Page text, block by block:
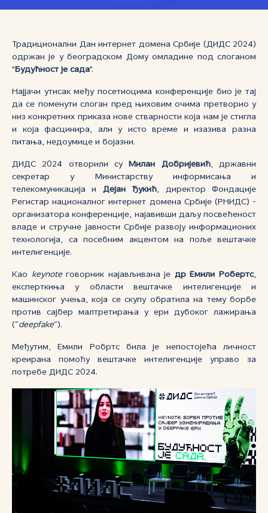
Традиционални Дан интернет домена Србије (ДИДС 2024)
одржан је у београдском Дому омладине под слоганом
" Будућност је сада".
Најјачи утисак међу посетиоцима конференције био је тај
да се поменути слоган пред њиховим очима претворио у
низ конкретних приказа нове стварности која нам је стигла
и која фасцинира, али у исто време и изазива разна
питања, недоумице и бојазни.
ДИДС 2024 отворили су Милан Добријевић, државни
секретар у Министарству информисања и
телекомуникација и Дејан Ђукић, директор Фондације
Регистар националног интернет домена Србије (РНИДС) -
организатора конференције, најавивши даљу посвећеност
владе и стручне јавности Србије развоју информационих
технологија, са посебним акцентом на поље вештачке
интелигенције.
Као keynoteговорник најављивана је др Емили Робертс,
експерткиња у области вештачке интелигенције и
машинског учења, која се скупу обратила на тему борбе
против сајбер малтретирања у ери дубоког лажирања
(“deepfake”).
Међутим, Eмили Робртс била је непостојећа личност
креирана помоћу вештачке интелигенције управо за
потребе ДИДС 2024.